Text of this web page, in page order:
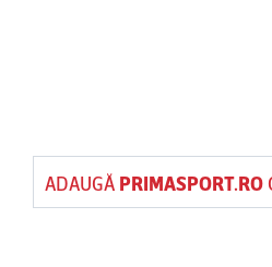
ADAUGĂ PRIMASPORT.RO